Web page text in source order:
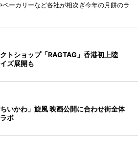
ーカリーなど各社が相次ぎ今年の月餅のラ
トショップ「RAGTAG」香港初上陸
ズ展開も
いかわ」旋風 映画公開に合わせ街全体
ボ